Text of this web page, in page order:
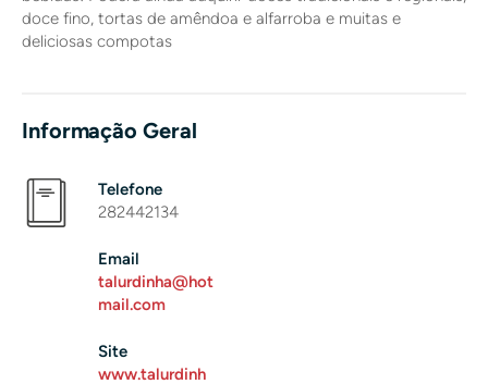
doce fino, tortas de amêndoa e alfarroba e muitas e
deliciosas compotas
Informação Geral
Telefone
282442134
Email
talurdinha@hot
mail.com
Site
www.talurdinh